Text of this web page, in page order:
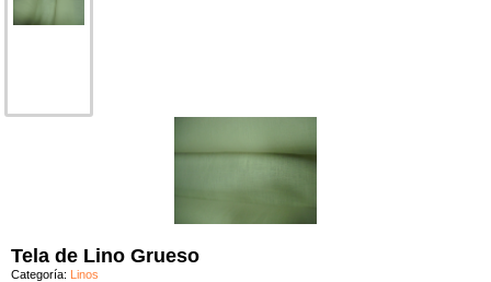
Tela de Lino Grueso
Categoría: Linos